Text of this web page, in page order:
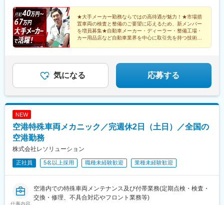
国・四国】広島、山口、岡山、鳥取、島根、香川、徳島、愛媛、
高知【九州・沖縄】福岡、熊本、佐賀、大分、鹿児島、宮崎、長
崎、沖縄★マイカー通勤OK、駐車場完備！
ます。【年収例】◆540万円／メーカーリコール／24歳 入社3年
／月給45万円◆600万円／メーカーリコール／35歳 入社8年／月
給50万円◆720万円／メーカーリコール／51歳 入社5年／月給60
万円
★大手メーカー勤務ならではの高待遇が魅力！★市場措
置車両の検査と整備のご要望に応えるため、新メンバー
を増員募集★自動車メーカー・ディーラー・整備工場・
カー用品店など自動車業界を中心に取引先を持つ技術者
気になる 応募する
NEW
空港特殊車両メカニック／完週休2日（土日）／全国の
空港勤務
株式会社レソリューション
正社員 5名以上採用 職種未経験歓迎 業種未経験歓迎
仕事内容
空港内での特殊車両メンテナンス及び付帯業務(定期点検・検査・
交換・修理、不具合対応やフロント業務等)